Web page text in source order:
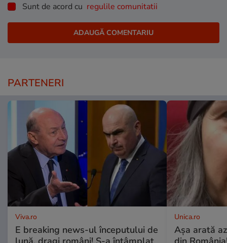
Sunt de acord cu regulile comunitatii
PARTENERI
Viva.ro
E breaking news-ul începutului de
Unica.ro
Așa arată